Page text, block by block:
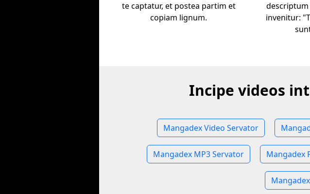
te captatur, et postea partim et
copiam lignum.
invenitur:
Incipe videos
Mangadex Video Servator
Mangadex MP3 Servator Mangadex